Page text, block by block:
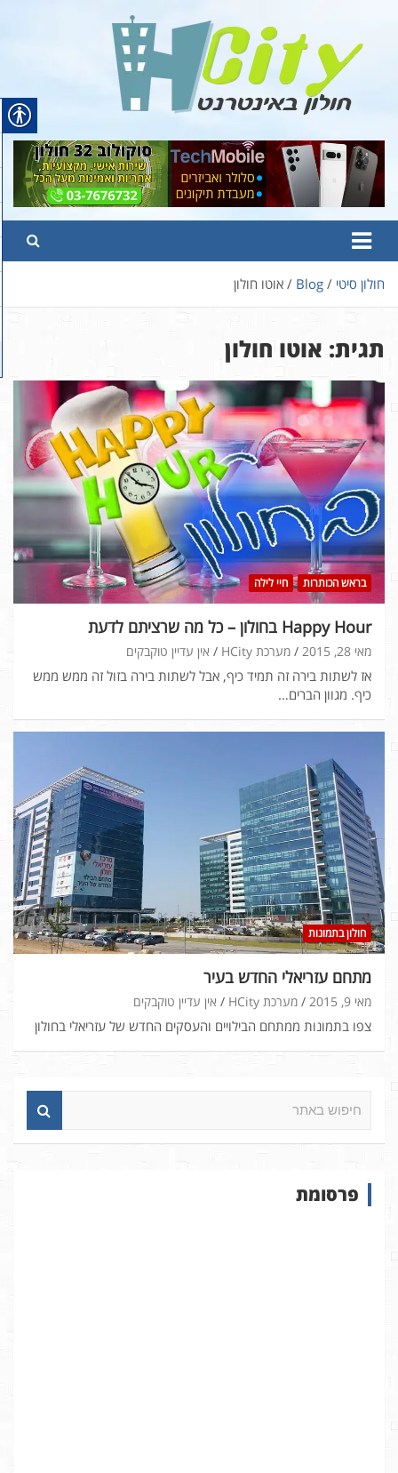
content
Hcity – חולון באינטרנט
פורטל החדשות והמידע של חולון
חולון סיטי Blog אוטו חולון
תגית: אוטו חולון
בראש הכותרות חיי לילה
Happy Hour בחולון – כל מה שרציתם לדעת
מאי 28, 2015 מערכת HCity אין עדיין טוקבקים
אז לשתות בירה זה תמיד כיף, אבל לשתות בירה בזול זה ממש ממש
כיף. מגוון הברים…
חולון בתמונות
מתחם עזריאלי החדש בעיר
מאי 9, 2015 מערכת HCity אין עדיין טוקבקים
צפו בתמונות ממתחם הבילויים והעסקים החדש של עזריאלי בחולון
א
פרסומת